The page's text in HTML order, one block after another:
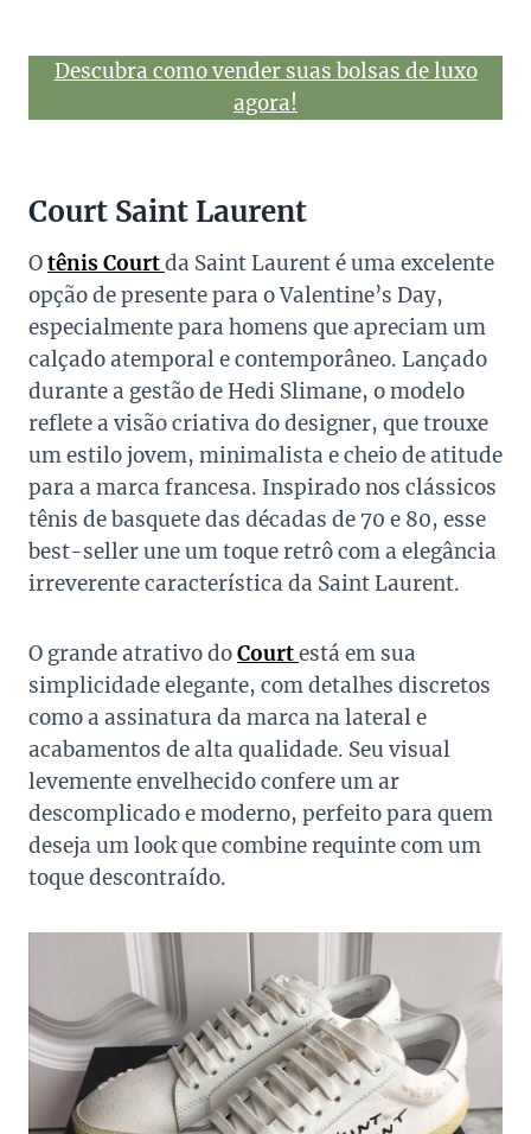
Descubra como vender suas bolsas de luxo
agora!
Court Saint Laurent
Otênis Courtda Saint Laurent é uma excelente
opção de presente para o Valentine’s Day,
especialmente para homens que apreciam um
calçado atemporal e contemporâneo. Lançado
durante a gestão de Hedi Slimane, o modelo
reflete a visão criativa do designer, que trouxe
um estilo jovem, minimalista e cheio de atitude
para a marca francesa. Inspirado nos clássicos
tênis de basquete das décadas de 70 e 80, esse
best-seller une um toque retrô com a elegância
irreverente característica da Saint Laurent.
O grande atrativo doCourtestá em sua
simplicidade elegante, com detalhes discretos
como a assinatura da marca na lateral e
acabamentos de alta qualidade. Seu visual
levemente envelhecido confere um ar
descomplicado e moderno, perfeito para quem
deseja um look que combine requinte com um
toque descontraído.